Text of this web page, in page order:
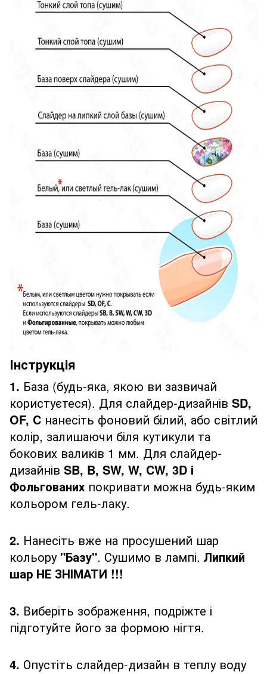
Інструкція
1. База (будь-яка, якою ви зазвичай
користуєтеся). Для слайдер-дизайнів SD,
OF, C нанесіть фоновий білий, або світлий
колір, залишаючи біля кутикули та
бокових валиків 1 мм. Для слайдер-
дизайнів SB, B, SW, W, CW, 3D і
Фольгованих покривати можна будь-яким
кольором гель-лаку.
2. Нанесіть вже на просушений шар
кольору "Базу". Сушимо в лампі. Липкий
шар НЕ ЗНІМАТИ !!!
3. Виберіть зображення, подріжте і
підготуйте його за формою нігтя.
4. Опустіть слайдер-дизайн в теплу воду